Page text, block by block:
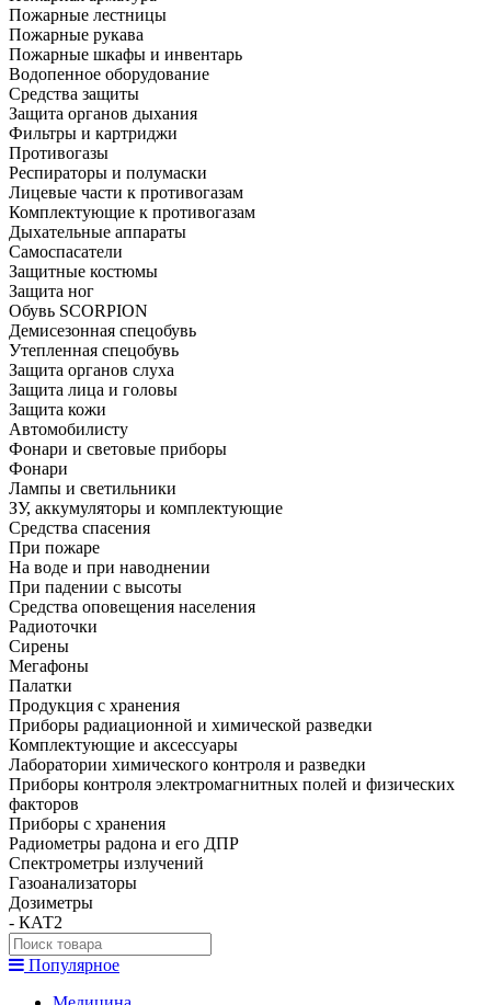
Пожарные лестницы
Пожарные рукава
Пожарные шкафы и инвентарь
Водопенное оборудование
Средства защиты
Защита органов дыхания
Фильтры и картриджи
Противогазы
Респираторы и полумаски
Лицевые части к противогазам
Комплектующие к противогазам
Дыхательные аппараты
Самоспасатели
Защитные костюмы
Защита ног
Обувь SCORPION
Демисезонная спецобувь
Утепленная спецобувь
Защита органов слуха
Защита лица и головы
Защита кожи
Автомобилисту
Фонари и световые приборы
Фонари
Лампы и светильники
ЗУ, аккумуляторы и комплектующие
Средства спасения
При пожаре
На воде и при наводнении
При падении с высоты
Средства оповещения населения
Радиоточки
Сирены
Мегафоны
Палатки
Продукция с хранения
Приборы радиационной и химической разведки
Комплектующие и аксессуары
Лаборатории химического контроля и разведки
Приборы контроля электромагнитных полей и физических
факторов
Приборы с хранения
Радиометры радона и его ДПР
Спектрометры излучений
Газоанализаторы
Дозиметры
- КАТ2
Популярное